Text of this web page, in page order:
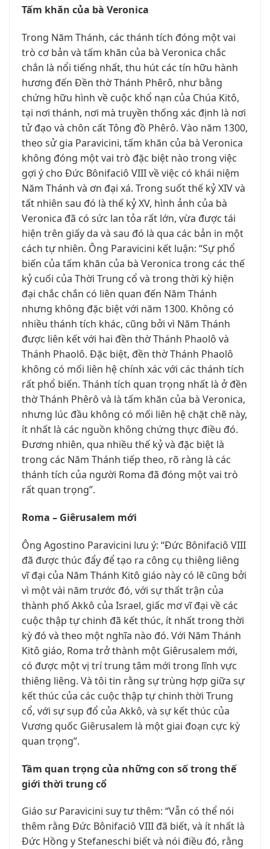
Tấm khăn của bà Veronica
Trong Năm Thánh, các thánh tích đóng một vai
trò cơ bản và tấm khăn của bà Veronica chắc
chắn là nổi tiếng nhất, thu hút các tín hữu hành
hương đến Đền thờ Thánh Phêrô, như bằng
chứng hữu hình về cuộc khổ nạn của Chúa Kitô,
tại nơi thánh, nơi mà truyền thống xác định là nơi
tử đạo và chôn cất Tông đồ Phêrô. Vào năm 1300,
theo sử gia Paravicini, tấm khăn của bà Veronica
không đóng một vai trò đặc biệt nào trong việc
gợi ý cho Đức Bônifaciô VIII về việc có khái niệm
Năm Thánh và ơn đại xá. Trong suốt thế kỷ XIV và
tất nhiên sau đó là thế kỷ XV, hình ảnh của bà
Veronica đã có sức lan tỏa rất lớn, vừa được tái
hiện trên giấy da và sau đó là qua các bản in một
cách tự nhiên. Ông Paravicini kết luận: “Sự phổ
biến của tấm khăn của bà Veronica trong các thế
kỷ cuối của Thời Trung cổ và trong thời kỳ hiện
đại chắc chắn có liên quan đến Năm Thánh
nhưng không đặc biệt với năm 1300. Không có
nhiều thánh tích khác, cũng bởi vì Năm Thánh
được liên kết với hai đền thờ Thánh Phaolô và
Thánh Phaolô. Đặc biệt, đền thờ Thánh Phaolô
không có mối liên hệ chính xác với các thánh tích
rất phổ biến. Thánh tích quan trọng nhất là ở đền
thờ Thánh Phêrô và là tấm khăn của bà Veronica,
nhưng lúc đầu không có mối liên hệ chặt chẽ này,
ít nhất là các nguồn không chứng thực điều đó.
Đương nhiên, qua nhiều thế kỷ và đặc biệt là
trong các Năm Thánh tiếp theo, rõ ràng là các
thánh tích của người Roma đã đóng một vai trò
rất quan trọng”.
Roma – Giêrusalem mới
Ông Agostino Paravicini lưu ý: “Đức Bônifaciô VIII
đã được thúc đẩy để tạo ra công cụ thiêng liêng
vĩ đại của Năm Thánh Kitô giáo này có lẽ cũng bởi
vì một vài năm trước đó, với sự thất trận của
thành phố Akkô của Israel, giấc mơ vĩ đại về các
cuộc thập tự chinh đã kết thúc, ít nhất trong thời
kỳ đó và theo một nghĩa nào đó. Với Năm Thánh
Kitô giáo, Roma trở thành một Giêrusalem mới,
có được một vị trí trung tâm mới trong lĩnh vực
thiêng liêng. Và tôi tin rằng sự trùng hợp giữa sự
kết thúc của các cuộc thập tự chinh thời Trung
cổ, với sự sụp đổ của Akkô, và sự kết thúc của
Vương quốc Giêrusalem là một giai đoạn cực kỳ
quan trọng”.
Tầm quan trọng của những con số trong thế
giới thời trung cổ
Giáo sư Paravicini suy tư thêm: “Vẫn có thể nói
thêm rằng Đức Bônifaciô VIII đã biết, và ít nhất là
Đức Hồng y Stefaneschi biết và nói điều đó, rằng